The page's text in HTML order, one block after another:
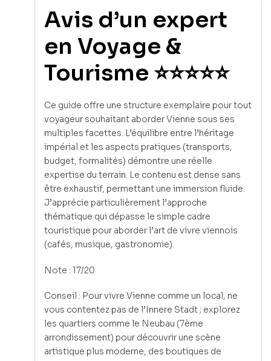
Avis d’un expert
en Voyage &
Tourisme ⭐⭐⭐⭐⭐
Ce guide offre une structure exemplaire pour tout
voyageur souhaitant aborder Vienne sous ses
multiples facettes. L’équilibre entre l’héritage
impérial et les aspects pratiques (transports,
budget, formalités) démontre une réelle
expertise du terrain. Le contenu est dense sans
être exhaustif, permettant une immersion fluide.
J’apprécie particulièrement l’approche
thématique qui dépasse le simple cadre
touristique pour aborder l’art de vivre viennois
(cafés, musique, gastronomie).
Note : 17/20
Conseil : Pour vivre Vienne comme un local, ne
vous contentez pas de l’Innere Stadt ; explorez
les quartiers comme le Neubau (7ème
arrondissement) pour découvrir une scène
artistique plus moderne, des boutiques de